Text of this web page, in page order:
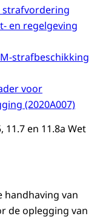
strafvordering
en regelgeving
strafbeschikking
voor
(2020A007)
11.7 en 11.8a Wet
handhaving van
de oplegging van